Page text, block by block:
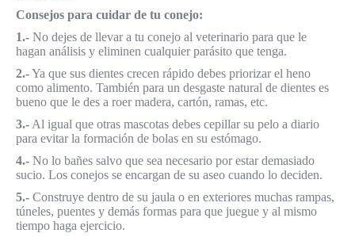
Consejos para cuidar de tu conejo:
1.- No dejes de llevar a tu conejo al veterinario para que le
hagan análisis y eliminen cualquier parásito que tenga.
2.-Ya que sus dientes crecen rápido debes priorizar el heno
como alimento. También para un desgaste natural de dientes es
bueno que le des a roer madera, cartón, ramas, etc.
3.- Al igual que otras mascotas debes cepillar su pelo a diario
para evitar la formación de bolas en su estómago.
4.- No lo bañes salvo que sea necesario por estar demasiado
sucio. Los conejos se encargan de su aseo cuando lo deciden.
5.- Construye dentro de su jaula o en exteriores muchas rampas,
túneles, puentes y demás formas para que juegue y al mismo
tiempo haga ejercicio.